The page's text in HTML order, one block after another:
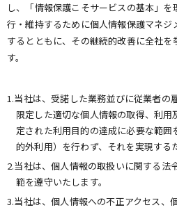
し、「情報保護こそサービスの基本」
行・維持するために個人情報保護マネ
するとともに、その継続的改善に全社
す。
1.当社は、受諾した業務並びに従業者の
限定した適切な個人情報の取得、利
定された利用目的の達成に必要な範
的外利用）を行わず、それを実現する
2.当社は、個人情報の取扱いに関する法
範を遵守いたします。
3.当社は、個人情報への不正アクセス、